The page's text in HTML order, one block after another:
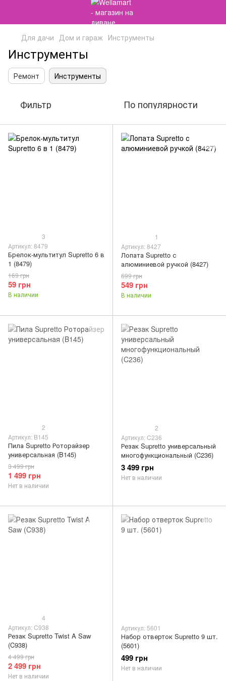
Для дачи Дом и гараж Инструменты
Инструменты
Ремонт Инструменты
Фильтр По популярности
3
Артикул: 8479
Брелок-мультитул Supretto 6 в
1 (8479)
59 грн
169 грн
В наличии
1
Артикул: 8427
Лопата Supretto с
алюминиевой ручкой (8427)
549 грн
699 грн
В наличии
2
Артикул: B145
Пила Supretto Роторайзер
универсальная (B145)
1 499 грн
3 499 грн
Нет в наличии
2
Артикул: C236
Резак Supretto универсальный
многофункциональный (C236)
3 499 грн
Нет в наличии
4
Артикул: C938
Резак Supretto Twist A Saw
(C938)
2 499 грн
4 499 грн
Нет в наличии
Артикул: 5601
Набор отверток Supretto 9 шт.
(5601)
499 грн
Нет в наличии